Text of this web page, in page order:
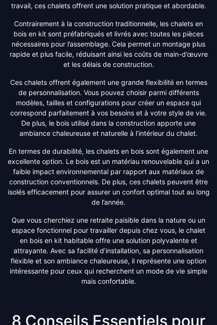
travail, ces chalets offrent une solution pratique et abordable.
Contrairement à la construction traditionnelle, les chalets en
bois en kit sont préfabriqués et livrés avec toutes les pièces
nécessaires pour l’assemblage. Cela permet un montage plus
rapide et plus facile, réduisant ainsi les coûts de main-d’œuvre
et les délais de construction.
Ces chalets offrent également une grande flexibilité en termes
de personnalisation. Vous pouvez choisir parmi différents
modèles, tailles et configurations pour créer un espace qui
correspond parfaitement à vos besoins et à votre style de vie.
De plus, le bois utilisé dans la construction apporte une
ambiance chaleureuse et naturelle à l’intérieur du chalet.
En termes de durabilité, les chalets en bois sont également une
excellente option. Le bois est un matériau renouvelable qui a un
faible impact environnemental par rapport aux matériaux de
construction conventionnels. De plus, ces chalets peuvent être
isolés efficacement pour assurer un confort optimal tout au long
de l’année.
Que vous cherchiez une retraite paisible dans la nature ou un
espace fonctionnel pour travailler depuis chez vous, le chalet
en bois en kit habitable offre une solution polyvalente et
attrayante. Avec sa facilité d’installation, sa personnalisation
flexible et son ambiance chaleureuse, il représente une option
intéressante pour ceux qui recherchent un mode de vie simple
mais confortable.
8 Conseils Essentiels pour